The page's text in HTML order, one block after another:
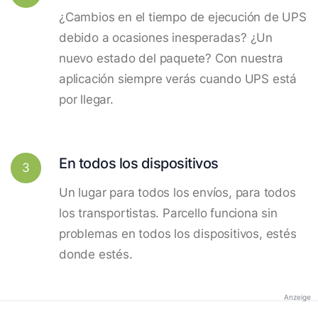
¿Cambios en el tiempo de ejecución de UPS
debido a ocasiones inesperadas? ¿Un
nuevo estado del paquete? Con nuestra
aplicación siempre verás cuando UPS está
por llegar.
3 En todos los dispositivos
Un lugar para todos los envíos, para todos
los transportistas. Parcello funciona sin
problemas en todos los dispositivos, estés
donde estés.
Anzeige